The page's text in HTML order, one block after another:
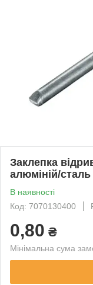
Заклепка
алюміній/
В наявності
Код: 7070130400
0,80 ₴
Мінімальна сума